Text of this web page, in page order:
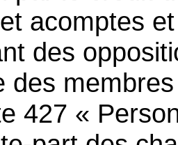
acomptes
des
des
427 «